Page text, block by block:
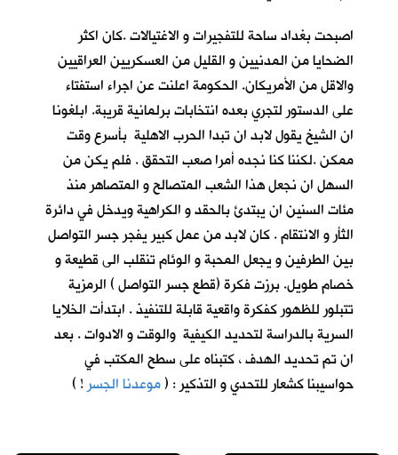
اصبحت بغداد ساحة للتفجيرات و الاغتيالات .كان اكثر
الضحايا من المدنيين و القليل من العسكريين العراقيين
والاقل من الأمريكان. الحكومة اعلنت عن اجراء استفتاء
على الدستور لتجري بعده انتخابات برلمانية قريبة. ابلغونا
ان الشيخ يقول لابد ان تبدا الحرب الاهلية بأسرع وقت
ممكن .لكننا كنا نجده أمرا صعب التحقق . فلم يكن من
السهل ان نجعل هذا الشعب المتصالح و المتصاهر منذ
مئات السنين ان يبتدئ بالحقد و الكراهية ويدخل في دائرة
الثأر و الانتقام . كان لابد من عمل كبير يفجر جسر التواصل
بين الطرفين و يجعل المحبة و الوئام تنقلب الى قطيعة و
خصام طويل. برزت فكرة (قطع جسر التواصل ) الرمزية
تتبلور للظهور كفكرة واقعية قابلة للتنفيذ . ابتدأت الخلايا
السرية بالدراسة لتحديد الكيفية والوقت و الادوات . بعد
ان تم تحديد الهدف ، كتبناه على سطح المكتب في
حواسيبنا كشعار للتحدي و التذكير : (موعدنا الجسر!
)